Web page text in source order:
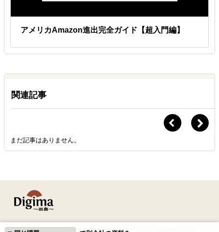
アメリカAmazon進出完全ガイド【超入門編】
関連記事
まだ記事はありません。
はじめての方へ よくある質問 専門家登録について